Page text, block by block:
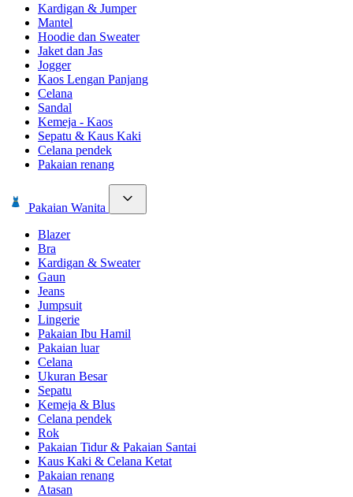
Kardigan & Jumper
Mantel
Hoodie dan Sweater
Jaket dan Jas
Jogger
Kaos Lengan Panjang
Celana
Sandal
Kemeja - Kaos
Sepatu & Kaus Kaki
Celana pendek
Pakaian renang
Pakaian Wanita
Blazer
Bra
Kardigan & Sweater
Gaun
Jeans
Jumpsuit
Lingerie
Pakaian Ibu Hamil
Pakaian luar
Celana
Ukuran Besar
Sepatu
Kemeja & Blus
Celana pendek
Rok
Pakaian Tidur & Pakaian Santai
Kaus Kaki & Celana Ketat
Pakaian renang
Atasan